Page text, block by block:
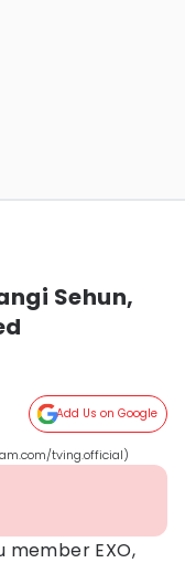
Sehun,
Add Us on Google
tving.official)
member EXO,